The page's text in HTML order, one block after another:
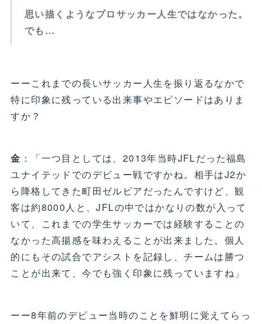
思い描くようなプロサッカー人生ではなかった。
でも…
ーーこれまでの長いサッカー人生を振り返るなかで
特に印象に残っている出来事やエピソードはありま
すか？
金 ：「一つ目としては、2013年当時JFLだった福島
ユナイテッドでのデビュー戦ですかね。相手はJ2か
ら降格してきた町田ゼルビアだったんですけど、観
客は約8000人と、JFLの中ではかなりの数が入って
いて、これまでの学生サッカーでは経験することの
なかった高揚感を味わえることが出来ました。個人
的にもその試合でアシストを記録し、チームは勝つ
ことが出来て、今でも強く印象に残っていますね」
ーー8年前のデビュー当時のことを鮮明に覚えてらっ